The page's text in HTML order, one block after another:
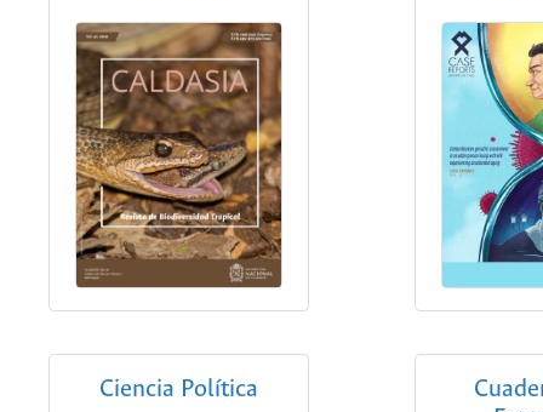
Ciencia Política